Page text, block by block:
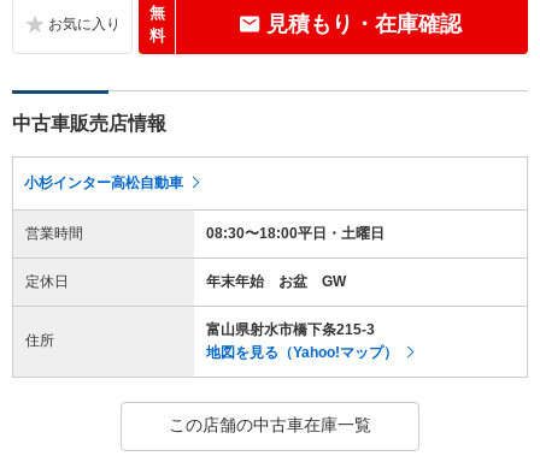
無
料
見積もり・在庫確認
中古車販売店情報
小杉インター高松自動車
営業時間 08:30〜18:00平日・土曜日
定休日 年末年始 お盆 GW
住所
富山県射水市橋下条215-3
地図を見る（Yahoo!マップ）
この店舗の中古車在庫一覧